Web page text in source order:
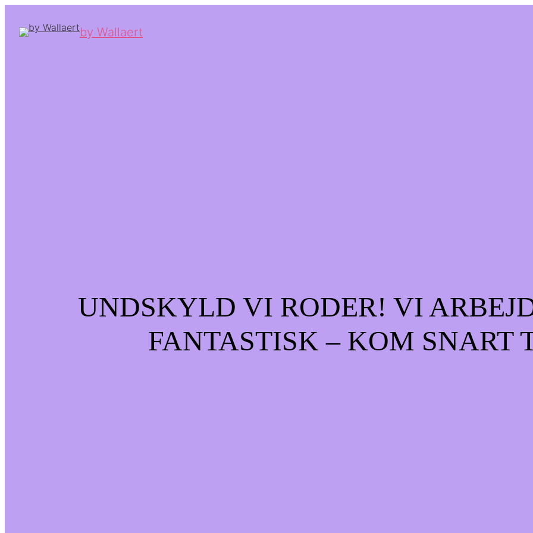
by Wallaert
UNDSKYLD VI RODER! VI
FANTASTISK – KOM SNART